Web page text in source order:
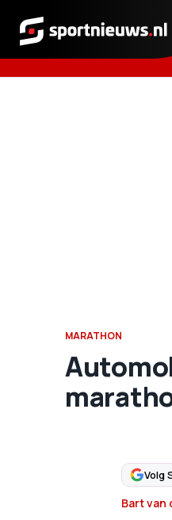
Sportnieuws.nl
MARATHON
Volg
Bart van